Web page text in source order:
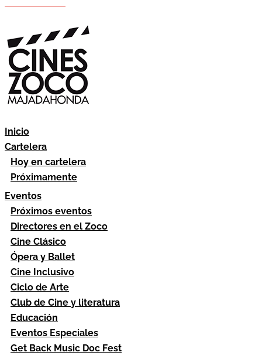
Inicio
Cartelera
Hoy en cartelera
Próximamente
Eventos
Próximos eventos
Directores en el Zoco
Cine Clásico
Ópera y Ballet
Cine Inclusivo
Ciclo de Arte
Club de Cine y literatura
Educación
Eventos Especiales
Get Back Music Doc Fest